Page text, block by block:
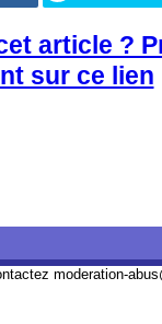
article ?
sur ce lien
moderation-